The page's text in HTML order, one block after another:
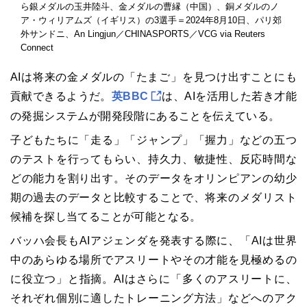
ら銀メダルの玉井陸斗、金メダルの曹縁（中国）、銅メダルのノ
ア・ウィリアムズ（イギリス）の3選手＝2024年8月10日、パリ郊
外サンドニ、An Lingjun／CHINASPORTS／VCG via Reuters
Connect
AIは将来の金メダルの「たまご」を見つけ出すことにも
貢献できるようだ。 英BBC
は、AIを活用した若き才能
の発掘システムが開発段階にあることを伝えている。
子どもたちに「走る」「ジャンプ」「握力」などの五つ
のテストを行ってもらい、持久力、敏捷性、反応時間な
どの能力を割り出す。そのデータをオリンピアンの幼少
期の過去のデータと比較することで、将来のメダリスト
候補を探し当てることが可能となる。
バッハ会長もAIアジェンダを発表する際に、「AIは世界
中のあらゆる場所でアスリートやその才能を見極めるの
に役立つ」と指摘。AIはさらに「多くのアスリートに、
それぞれ個別に適したトレーニング方法」などへのアク